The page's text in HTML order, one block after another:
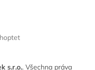
s.r.o.. Všechna práva